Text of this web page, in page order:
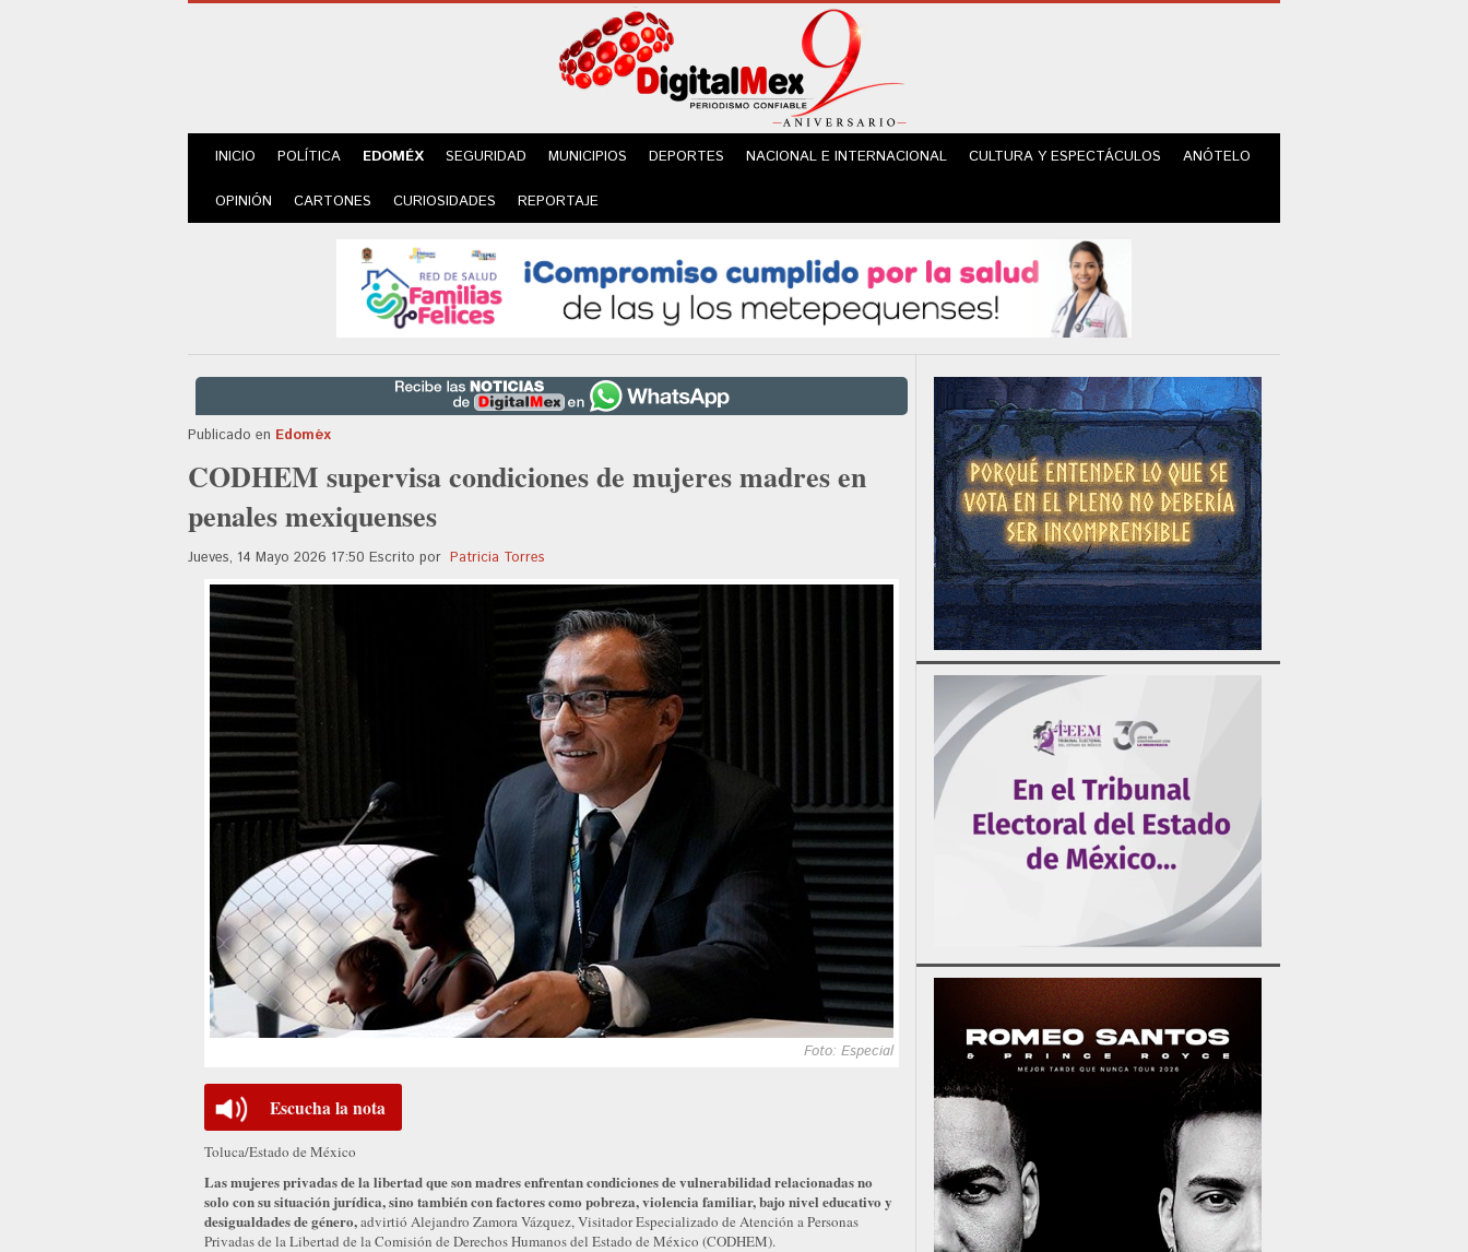
INICIO POLÍTICA EDOMÉX SEGURIDAD MUNICIPIOS DEPORTES NACIONAL E INTERNACIONAL CULTURA Y ESPECTÁCULOS ANÓTELO
OPINIÓN CARTONES CURIOSIDADES REPORTAJE
Publicado en Edoméx
CODHEM supervisa condiciones de mujeres madres en
penales mexiquenses
Jueves, 14 Mayo 2026 17:50 Escrito por Patricia Torres
Foto: Especial
Escucha la nota
Toluca/Estado de México
Las mujeres privadas de la libertad que son madres enfrentan condiciones de vulnerabilidad relacionadas no
solo con su situación jurídica, sino también con factores como pobreza, violencia familiar, bajo nivel educativo y
desigualdades de género,advirtió Alejandro Zamora Vázquez, Visitador Especializado de Atención a Personas
Privadas de la Libertad de la Comisión de Derechos Humanos del Estado de México (CODHEM).